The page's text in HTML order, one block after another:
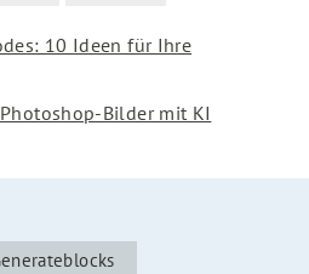
10 Ideen für Ihre
Bilder mit KI